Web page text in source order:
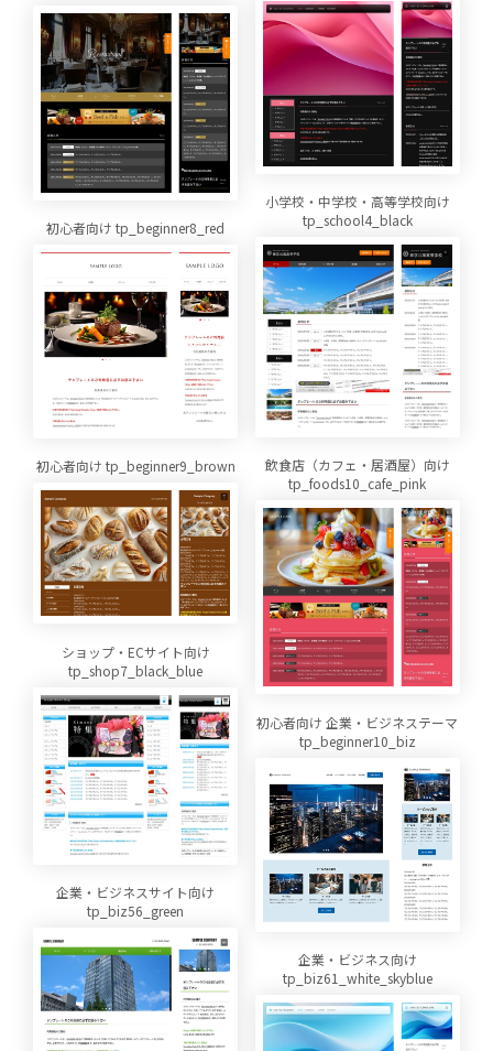
小学校・中学校・高等学校向け
tp_school4_black
初心者向け tp_beginner8_red
飲食店（カフェ・居酒屋）向け
tp_foods10_cafe_pink
初心者向け tp_beginner9_brown
ショップ・ECサイト向け
tp_shop7_black_blue
初心者向け 企業・ビジネステーマ
tp_beginner10_biz
企業・ビジネスサイト向け
tp_biz56_green
企業・ビジネス向け
tp_biz61_white_skyblue